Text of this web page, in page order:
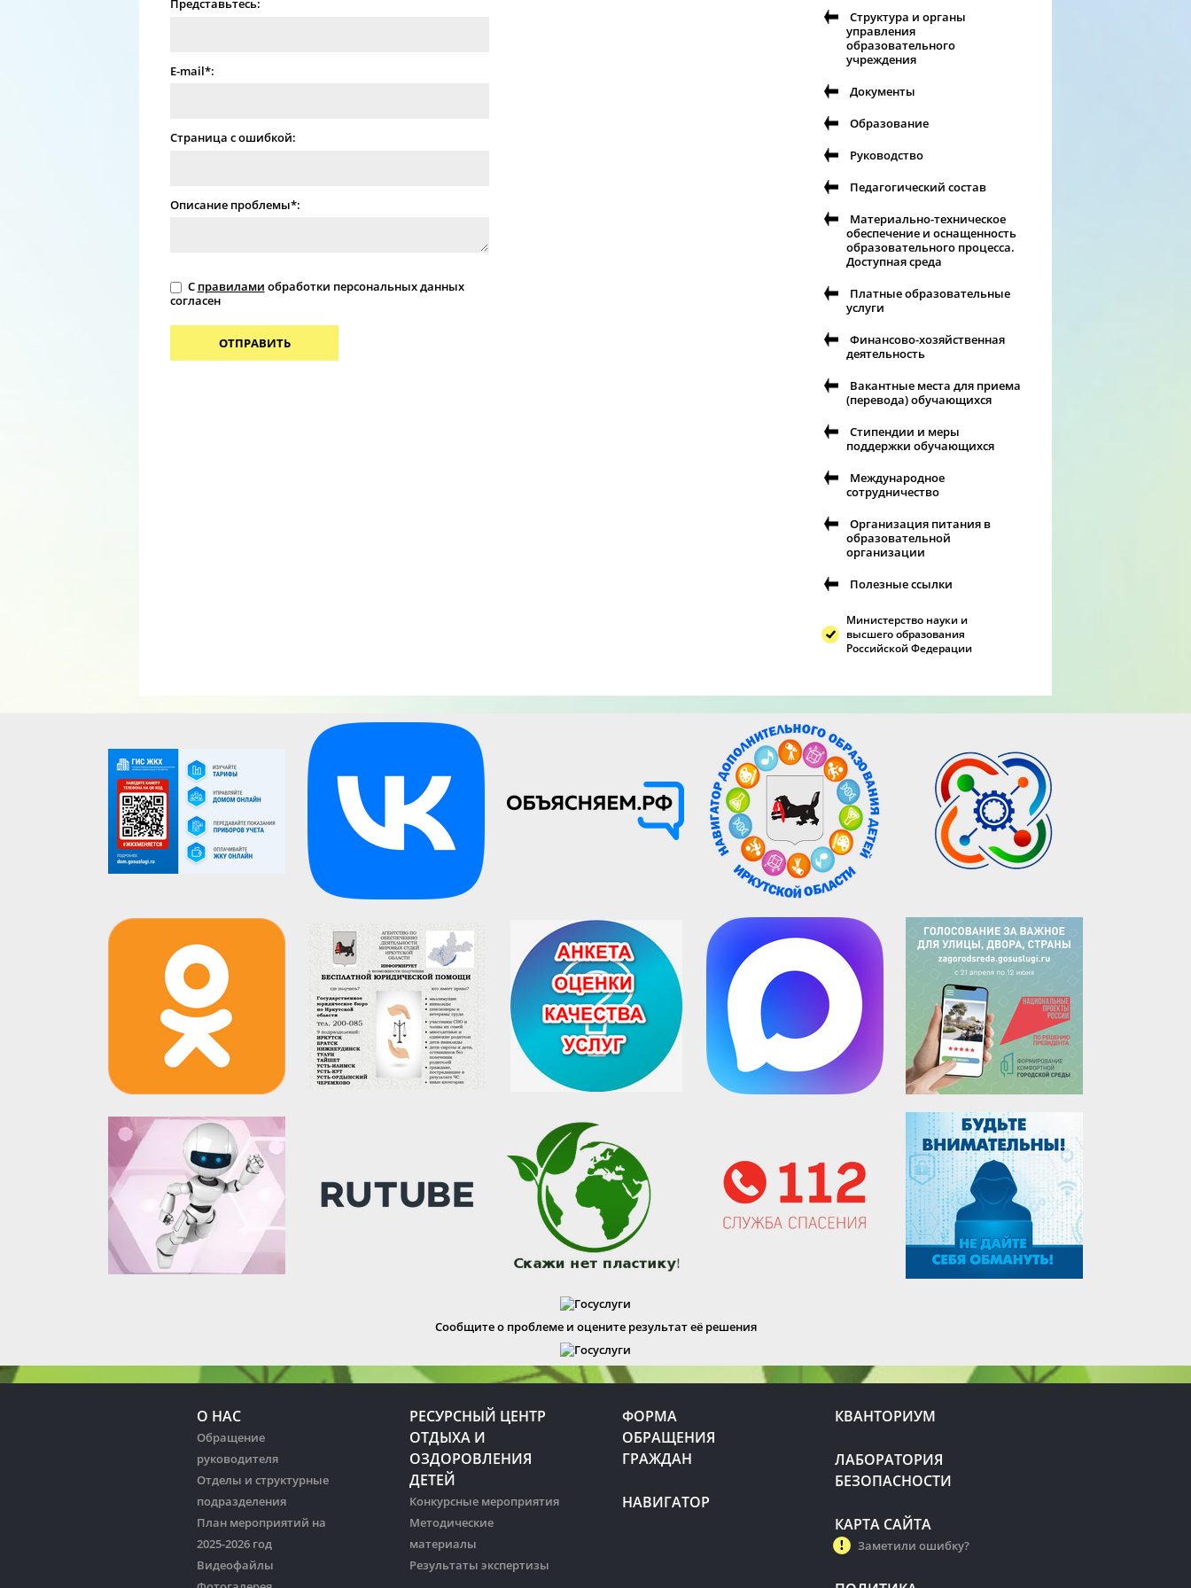
Представьтесь:
E-mail*:
Страница с ошибкой:
Описание проблемы*:
С правилами обработки персональных данных
согласен
ОТПРАВИТЬ
Структура и органы
управления
образовательного
учреждения
Документы
Образование
Руководство
Педагогический состав
Материально-техническое
обеспечение и оснащенность
образовательного процесса.
Доступная среда
Платные образовательные
услуги
Финансово-хозяйственная
деятельность
Вакантные места для приема
(перевода) обучающихся
Стипендии и меры
поддержки обучающихся
Международное
сотрудничество
Организация питания в
образовательной
организации
Полезные ссылки
Министерство науки и
высшего образования
Российской Федерации
Сообщите о проблеме и оцените результат её решения
О НАС
Обращение
руководителя
Отделы и структурные
подразделения
План мероприятий на
2025-2026 год
Видеофайлы
РЕСУРСНЫЙ ЦЕНТР
ОТДЫХА И
ОЗДОРОВЛЕНИЯ
ДЕТЕЙ
Конкурсные мероприятия
Методические
материалы
Результаты экспертизы
ФОРМА
ОБРАЩЕНИЯ
ГРАЖДАН
НАВИГАТОР
КВАНТОРИУМ
ЛАБОРАТОРИЯ
БЕЗОПАСНОСТИ
КАРТА САЙТА
Заметили ошибку?